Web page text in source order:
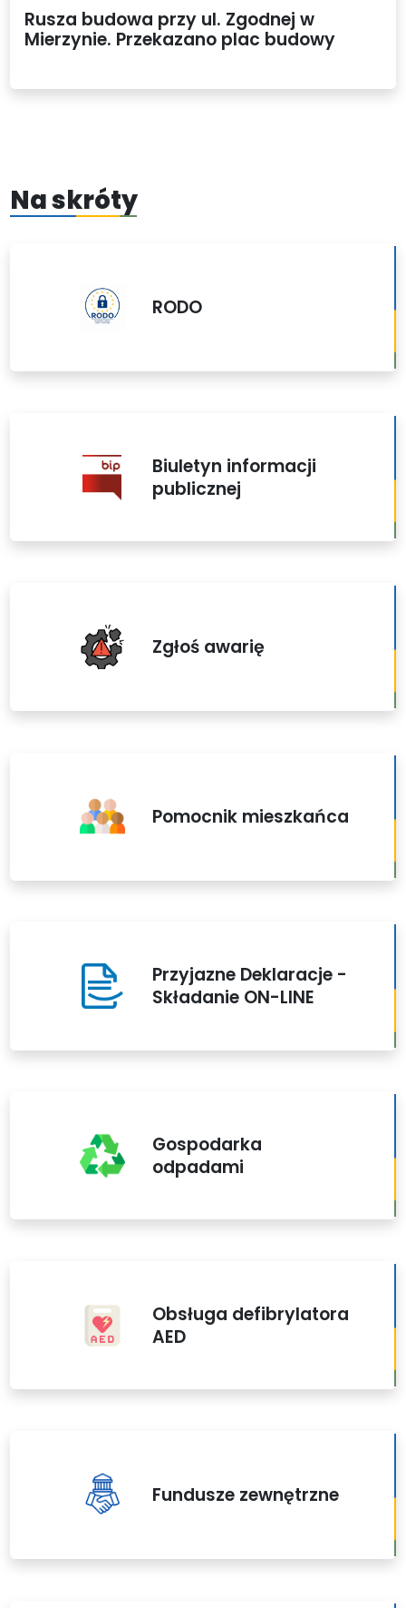
Rusza budowa przy ul. Zgodnej w
Mierzynie. Przekazano plac budowy
Na skróty
RODO
Biuletyn informacji
publicznej
Zgłoś awarię
Pomocnik mieszkańca
Przyjazne Deklaracje -
Składanie ON-LINE
Gospodarka
odpadami
Obsługa defibrylatora
AED
Fundusze zewnętrzne